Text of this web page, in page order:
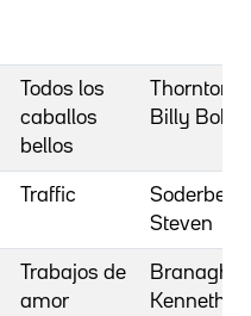
Todos los
caballos
bellos
Thornton,
Billy Bob
Traffic
Steven
Trabajos de
amor
Branagh,
Kenneth